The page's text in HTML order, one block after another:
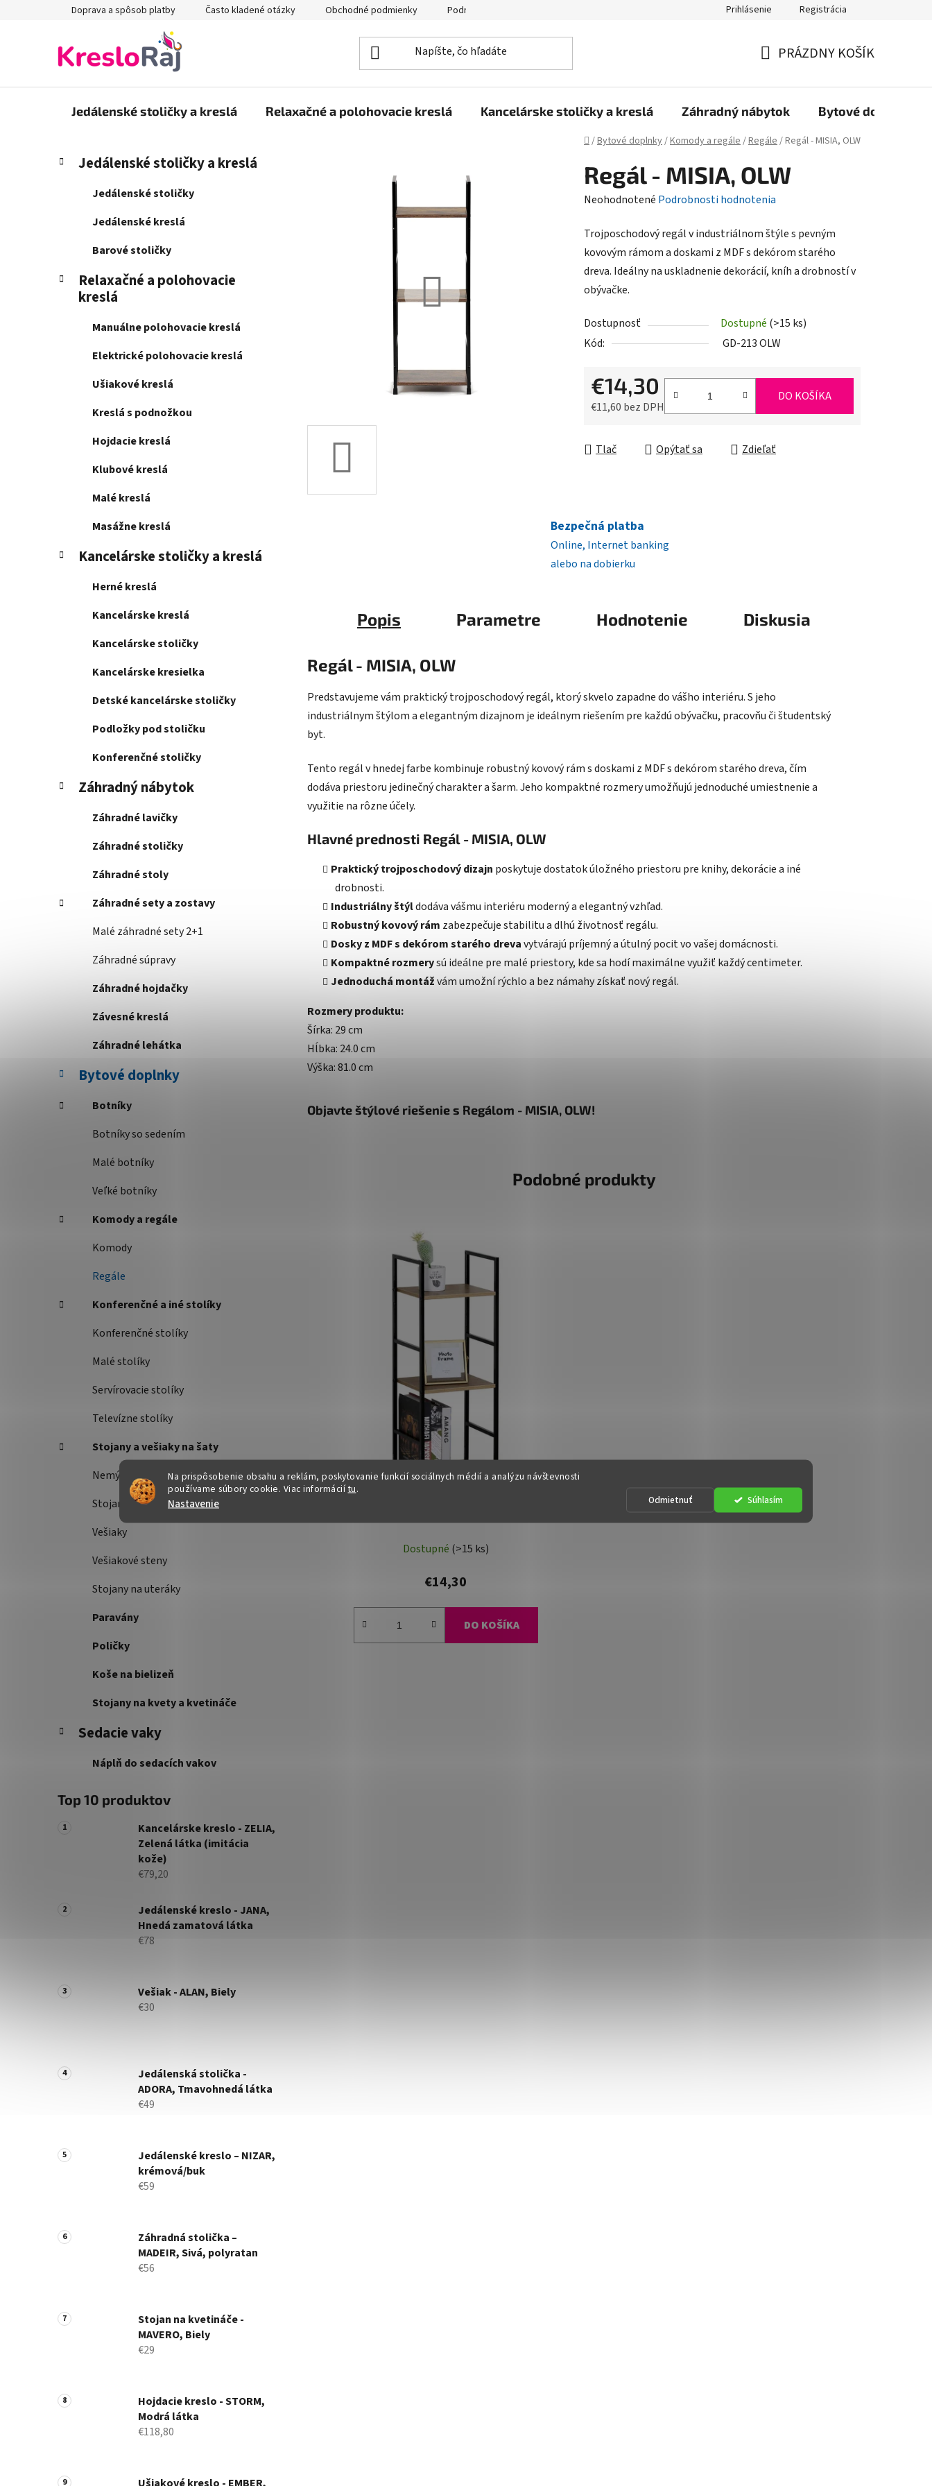
Na prispôsobenie obsahu a reklám, poskytovanie funkcií sociálnych médií a analýzu návštevnosti
používame súbory cookie. Viac informáciítu.
Nastavenie Odmietnuť Súhlasím
Doprava a spôsob platby Často kladené otázky Obchodné podmienky Podmienky ochrany osobných údajov Reklamačný poriadok, Záručné podmienky Reklamačný formulár
Prihlásenie Registrácia
KOŠÍK
PRÁZDNY KOŠÍK
Jedálenské stoličky a kreslá Relaxačné a polohovacie kreslá Kancelárske stoličky a kreslá Záhradný nábytok Bytové doplnky
Domov
/Bytové doplnky/Komody a regále/Regále/Regál - MISIA, OLW
B
n
Preskočiť
kategórie
K
a
e
Jedálenské stoličky a kreslá
Jedálenské stoličky
Jedálenské kreslá
Barové stoličky
Relaxačné a polohovacie
kreslá
Manuálne polohovacie kreslá
Elektrické polohovacie kreslá
Ušiakové kreslá
Kreslá s podnožkou
Hojdacie kreslá
Klubové kreslá
Malé kreslá
Masážne kreslá
Kancelárske stoličky a kreslá
Herné kreslá
Kancelárske kreslá
Kancelárske stoličky
Kancelárske kresielka
Detské kancelárske stoličky
Podložky pod stoličku
Konferenčné stoličky
Záhradný nábytok
Záhradné lavičky
Záhradné stoličky
Záhradné stoly
Záhradné sety a zostavy
Malé záhradné sety 2+1
Záhradné súpravy
Záhradné hojdačky
Závesné kreslá
Záhradné lehátka
Bytové doplnky
Botníky
Botníky so sedením
Malé botníky
Veľké botníky
Komody a regále
Komody
Regále
Konferenčné a iné stolíky
Konferenčné stolíky
Malé stolíky
Servírovacie stolíky
Televízne stolíky
Stojany a vešiaky na šaty
Nemý sluha
Stojany na šaty
Vešiaky
Vešiakové steny
Stojany na uteráky
Paravány
Poličky
Koše na bielizeň
Stojany na kvety a kvetináče
Sedacie vaky
Náplň do sedacích vakov
Top 10 produktov
Kancelárske kreslo - ZELIA,
Zelená látka (imitácia
kože)
€79,20
Jedálenské kreslo - JANA,
Hnedá zamatová látka
€78
Vešiak - ALAN, Biely
€30
Jedálenská stolička -
ADORA, Tmavohnedá látka
€49
Jedálenské kreslo – NIZAR,
krémová/buk
€59
Záhradná stolička –
MADEIR, Sivá, polyratan
€56
Stojan na kvetináče -
MAVERO, Biely
€29
Hojdacie kreslo - STORM,
Modrá látka
€118,80
Regál - MISIA, OLW
Priemerné
produktu
je
0,0
z
hviezdičiek.
Neohodnotené Podrobnosti hodnotenia
Trojposchodový regál v industriálnom štýle s pevným
kovovým rámom a doskami z MDF s dekórom starého
dreva. Ideálny na uskladnenie dekorácií, kníh a drobností v
obývačke.
Dostupnosť Dostupné (>15 ks)
Kód:
GD-213 OLW
€14,30
€11,60 bez DPH
DO KOŠÍKA
Tlač Opýtať sa Zdieľať
Bezpečná platba
Online, Internet banking
alebo na dobierku
Popis Parametre Hodnotenie Diskusia
Regál - MISIA, OLW
Predstavujeme vám praktický trojposchodový regál, ktorý skvelo zapadne do vášho interiéru. S jeho
industriálnym štýlom a elegantným dizajnom je ideálnym riešením pre každú obývačku, pracovňu či študentský
byt.
Tento regál v hnedej farbe kombinuje robustný kovový rám s doskami z MDF s dekórom starého dreva, čím
dodáva priestoru jedinečný charakter a šarm. Jeho kompaktné rozmery umožňujú jednoduché umiestnenie a
využitie na rôzne účely.
Hlavné prednosti Regál - MISIA, OLW
Praktický trojposchodový dizajn poskytuje dostatok úložného priestoru pre knihy, dekorácie a iné
drobnosti.
Industriálny štýldodáva vášmu interiéru moderný a elegantný vzhľad.
Robustný kovový rám zabezpečuje stabilitu a dlhú životnosť regálu.
Dosky z MDF s dekórom starého drevavytvárajú príjemný a útulný pocit vo vašej domácnosti.
Kompaktné rozmerysú ideálne pre malé priestory, kde sa hodí maximálne využiť každý centimeter.
Jednoduchá montážvám umožní rýchlo a bez námahy získať nový regál.
Rozmery produktu:
Šírka: 29 cm
Hĺbka: 24.0 cm
Výška: 81.0 cm
Objavte štýlové riešenie s Regálom - MISIA, OLW!
Podobné produkty
Dostupné (>15 ks)
€14,30
DO KOŠÍKA